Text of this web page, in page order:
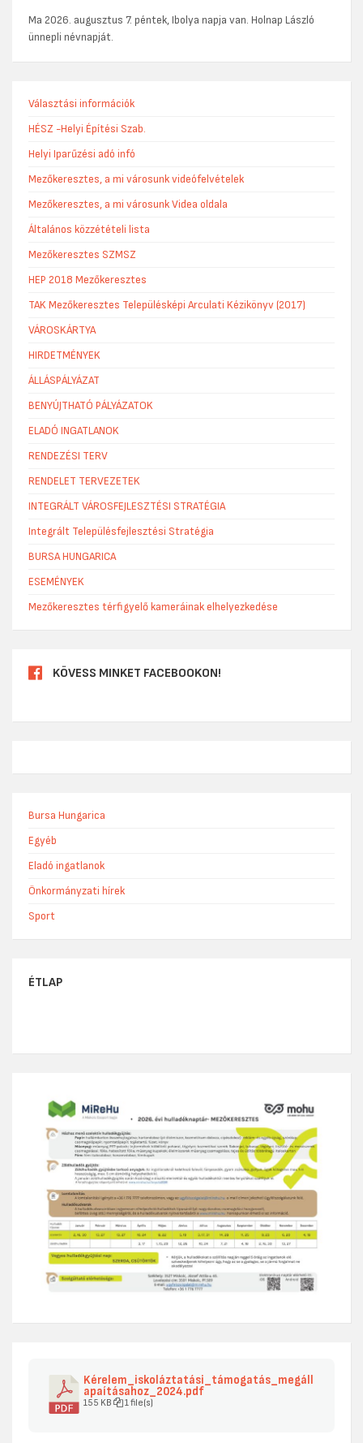
Ma 2026. augusztus 7. péntek, Ibolya napja van. Holnap László
ünnepli névnapját.
Választási információk
HÉSZ -Helyi Építési Szab.
Helyi Iparűzési adó infó
Mezőkeresztes, a mi városunk videófelvételek
Mezőkeresztes, a mi városunk Videa oldala
Általános közzétételi lista
Mezőkeresztes SZMSZ
HEP 2018 Mezőkeresztes
TAK Mezőkeresztes Településképi Arculati Kézikönyv (2017)
VÁROSKÁRTYA
HIRDETMÉNYEK
ÁLLÁSPÁLYÁZAT
BENYÚJTHATÓ PÁLYÁZATOK
ELADÓ INGATLANOK
RENDEZÉSI TERV
RENDELET TERVEZETEK
INTEGRÁLT VÁROSFEJLESZTÉSI STRATÉGIA
Integrált Településfejlesztési Stratégia
BURSA HUNGARICA
ESEMÉNYEK
Mezőkeresztes térfigyelő kameráinak elhelyezkedése
KÖVESS MINKET FACEBOOKON!
Bursa Hungarica
Egyéb
Eladó ingatlanok
Önkormányzati hírek
Sport
ÉTLAP
Kérelem_iskoláztatási_támogatás_megáll
apaításahoz_2024.pdf
155 KB 1 file(s)